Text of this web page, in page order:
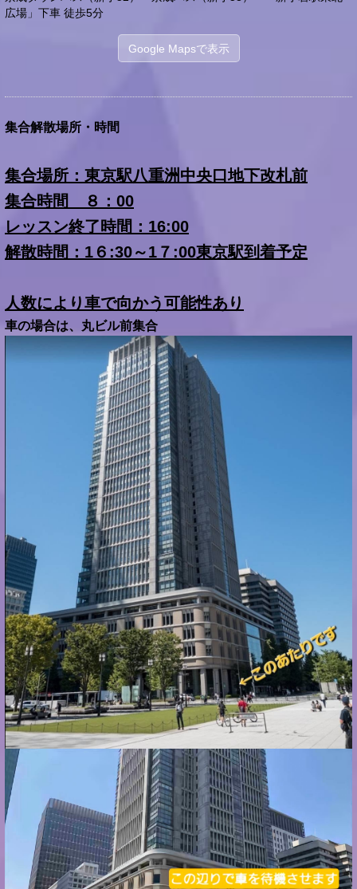
広場」下車 徒歩5分
Google Mapsで表示
集合解散場所・時間
集合場所：東京駅八重洲中央口地下改札前
集合時間 ８：00
レッスン終了時間：16:00
解散時間：1６:30～1７:00東京駅到着予定
人数により車で向かう可能性あり
車の場合は、丸ビル前集合